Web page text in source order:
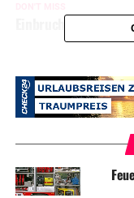
Einbruch in